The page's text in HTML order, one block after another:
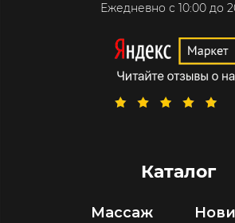
Ежедневно с 10:00 до
Каталог
Массаж